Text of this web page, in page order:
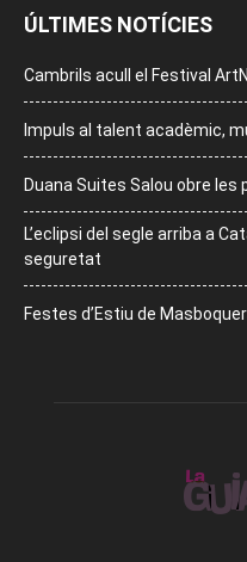
ÚLTIMES NOTÍCIES
Cambrils acull el Festival
Impuls al talent acadèmic,
Duana Suites Salou obre les
L’eclipsi del segle arriba a
seguretat
Festes d’Estiu de